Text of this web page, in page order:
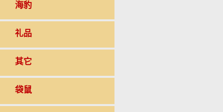
海豹
礼品
其它
袋鼠